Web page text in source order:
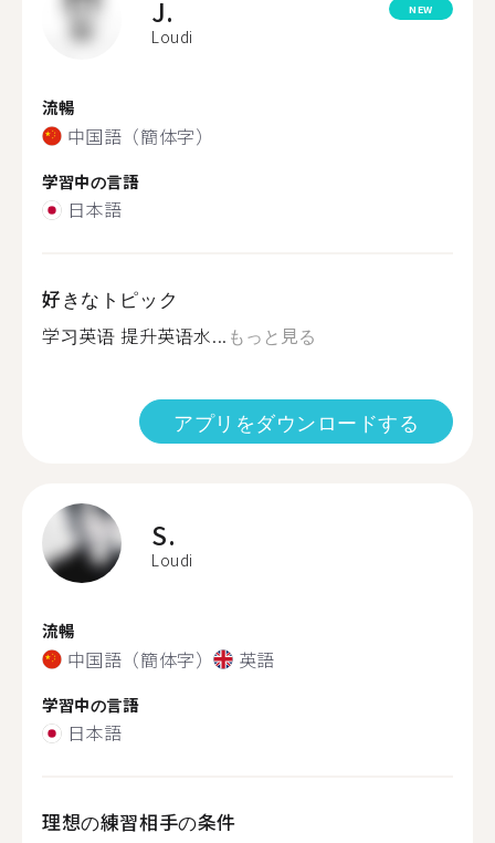
J.
Loudi
NEW
流暢
中国語（簡体字）
学習中の言語
日本語
好きなトピック
学习英语 提升英语水... もっと見る
アプリをダウンロードする
S.
Loudi
流暢
中国語（簡体字） 英語
学習中の言語
日本語
理想の練習相手の条件